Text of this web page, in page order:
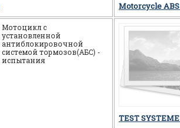
Motorcycle
Мотоцикл c
установленной
антиблокировочной
системой тормозов(АБС) -
испытания
TEST